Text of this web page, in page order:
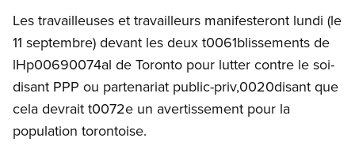
Les travailleuses et travailleurs manifesteront lundi (le
11 septembre) devant les deux t0061blissements de
lHp00690074al de Toronto pour lutter contre le soi-
disant PPP ou partenariat public-priv,0020disant que
cela devrait t0072e un avertissement pour la
population torontoise.